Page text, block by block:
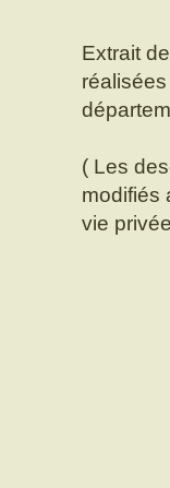
Extrait
( Les
modifiés
vie